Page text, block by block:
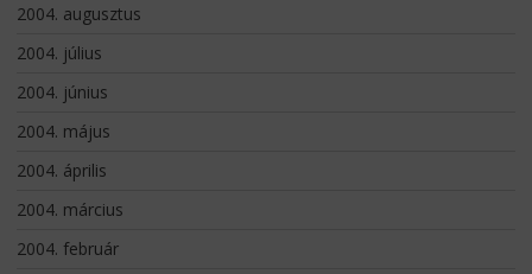
2004. augusztus
2004. július
2004. június
2004. május
2004. április
2004. március
2004. február